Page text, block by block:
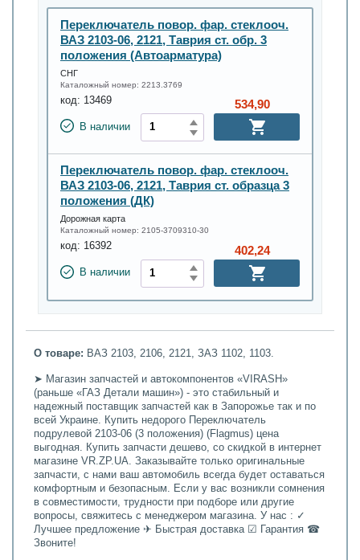
Переключатель повор. фар. стеклооч.
ВАЗ 2103-06, 2121, Таврия ст. обр. 3
положения (Автоарматура)
СНГ
Каталожный номер: 2213.3769
код: 13469
В наличии
534,90
Переключатель повор. фар. стеклооч.
ВАЗ 2103-06, 2121, Таврия ст. образца 3
положения (ДК)
Дорожная карта
Каталожный номер: 2105-3709310-30
код: 16392
В наличии
402,24
О товаре: ВАЗ 2103, 2106, 2121, ЗАЗ 1102, 1103.
➤ Магазин запчастей и автокомпонентов «VIRASH»
(раньше «ГАЗ Детали машин») - это стабильный и
надежный поставщик запчастей как в Запорожье так и по
всей Украине. Купить недорого Переключатель
подрулевой 2103-06 (3 положения) (Flagmus) цена
выгодная. Купить запчасти дешево, со скидкой в интернет
магазине VR.ZP.UA. Заказывайте только оригинальные
запчасти, с нами ваш автомобиль всегда будет оставаться
комфортным и безопасным. Если у вас возникли сомнения
в совместимости, трудности при подборе или другие
вопросы, свяжитесь с менеджером магазина. У нас : ✓
Лучшее предложение ✈ Быстрая доставка ☑ Гарантия ☎
Звоните!